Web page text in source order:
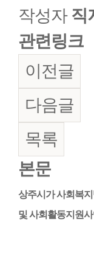
작성자 직
관련링크
이전글
다음글
목록
본문
상주시가 사회복
및 사회활동지원